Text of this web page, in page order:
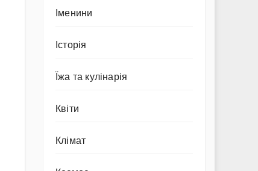
Іменини
Історія
Їжа та кулінарія
Квіти
Клімат